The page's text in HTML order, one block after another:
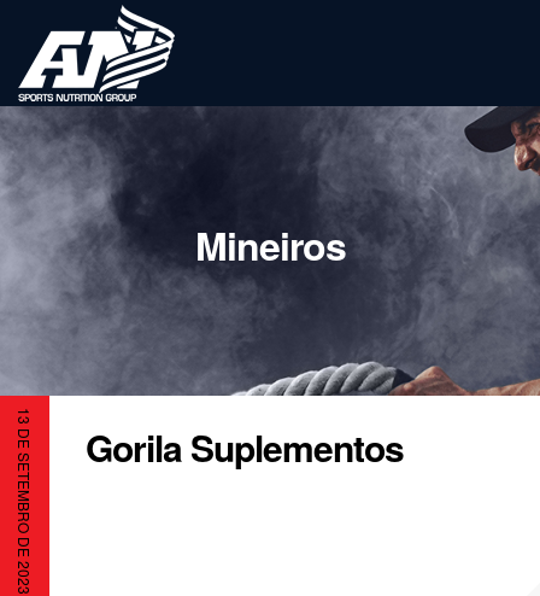
Mineiros
13 DE SETEMBRO DE 2023 Gorila Suplementos